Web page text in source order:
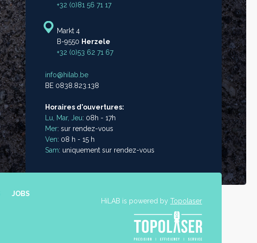
+32 (0)81 56 71 17
Markt 4
B-9550 Herzele
+32 (0)53 62 71 67
info@hilab.be
BE 0838.823.138
Horaires d'ouvertures:
Lu, Mar, Jeu: 08h - 17h
Mer: sur rendez-vous
Ven: 08 h - 15 h
Sam: uniquement sur rendez-vous
JOBS
HiLAB is powered by Topolaser